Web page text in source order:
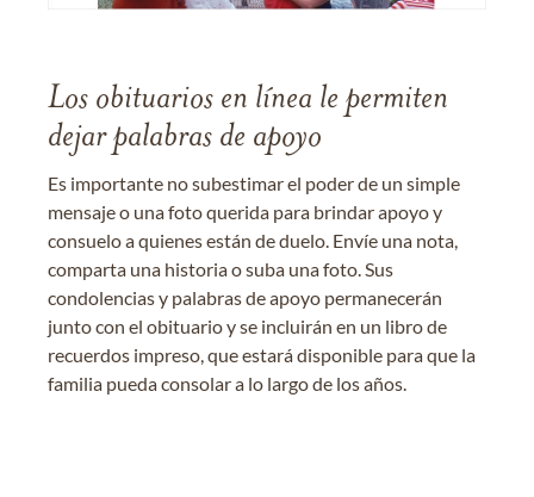
Los obituarios en línea le permiten
dejar palabras de apoyo
Es importante no subestimar el poder de un simple
mensaje o una foto querida para brindar apoyo y
consuelo a quienes están de duelo. Envíe una nota,
comparta una historia o suba una foto. Sus
condolencias y palabras de apoyo permanecerán
junto con el obituario y se incluirán en un libro de
recuerdos impreso, que estará disponible para que la
familia pueda consolar a lo largo de los años.